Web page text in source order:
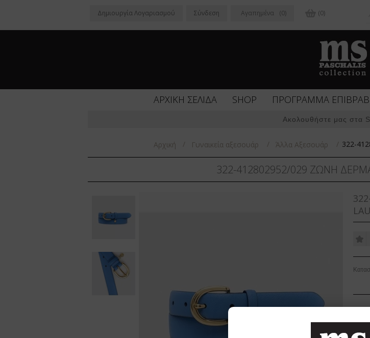
Δημιoυργία Λογαριασμού Σύνδεση Αγαπημένα (0) (0)
ΑΡΧΙΚΗ ΣΕΛΙΔΑ SHOP ΠΡΟΓΡΑΜΜΑ
Ακολουθήστε μας στα
Αρχική / Γυναικεία αξεσουάρ / Άλλα Αξεσουάρ / 322-
322-412802952/029 ΖΩΝΗ